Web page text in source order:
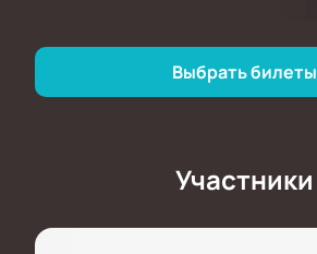
Выбрать билеты
Участники